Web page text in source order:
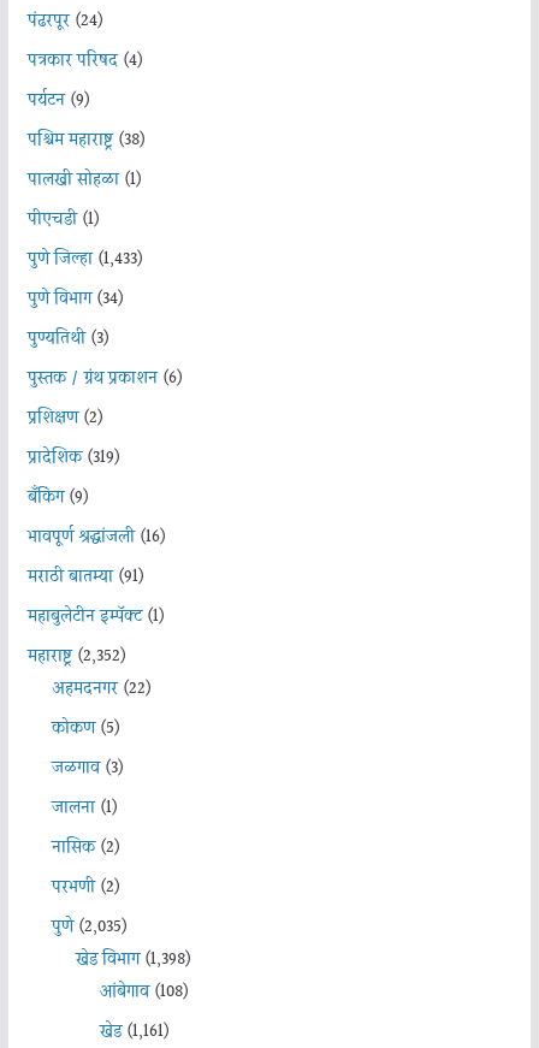
पंढरपूर(24)
पत्रकार परिषद(4)
पर्यटन(9)
पश्चिम महाराष्ट्र(38)
पालखी सोहळा(1)
पीएचडी(1)
पुणे जिल्हा(1,433)
पुणे विभाग(34)
पुण्यतिथी(3)
पुस्तक / ग्रंथ प्रकाशन(6)
प्रशिक्षण(2)
प्रादेशिक(319)
बँकिंग(9)
भावपूर्ण श्रद्धांजली(16)
मराठी बातम्या(91)
महाबुलेटीन इम्पॅक्ट(1)
महाराष्ट्र(2,352)
अहमदनगर(22)
कोकण(5)
जळगाव(3)
जालना(1)
नासिक(2)
परभणी(2)
पुणे(2,035)
खेड विभाग(1,398)
आंबेगाव(108)
खेड(1,161)